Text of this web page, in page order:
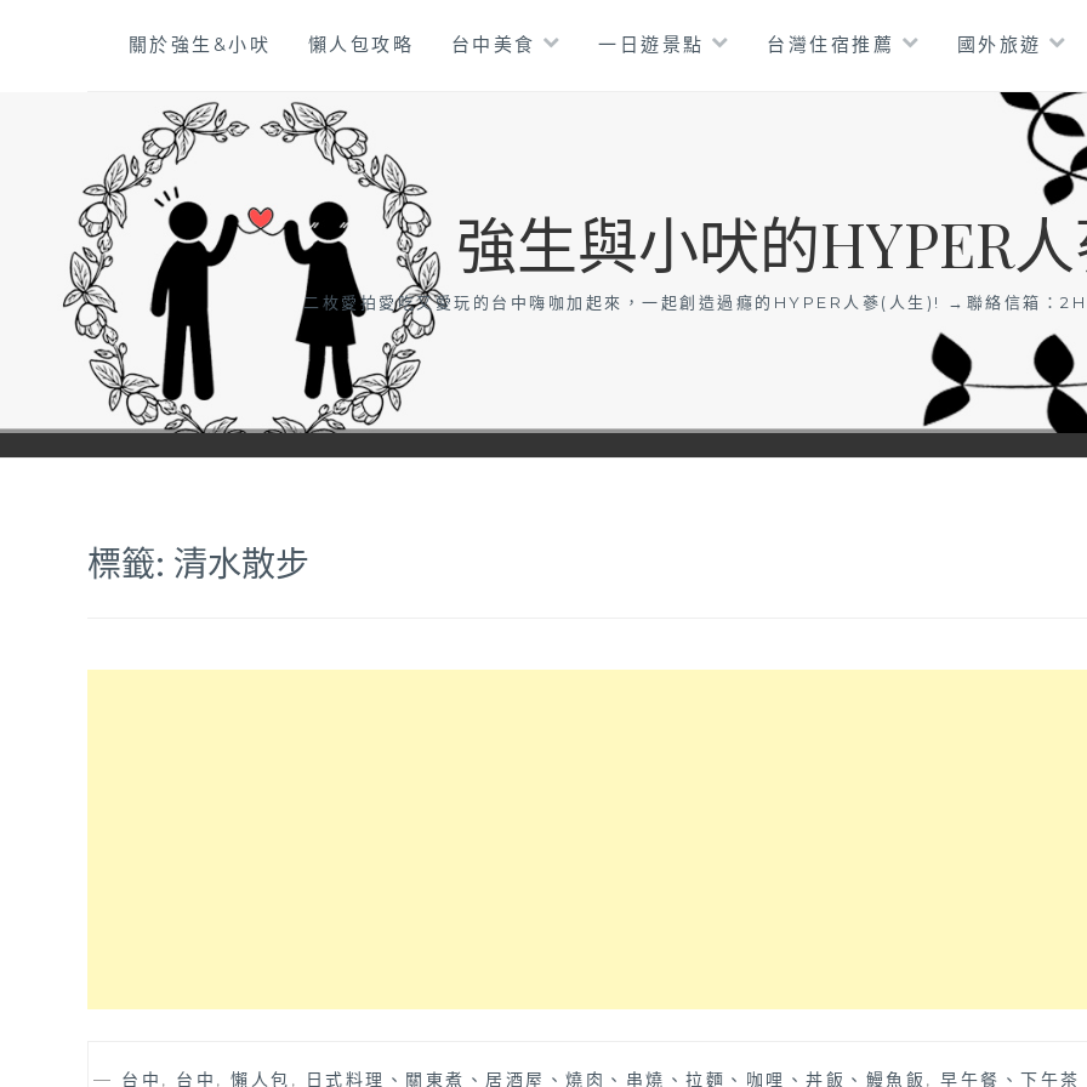
關於強生&小吠 懶人包攻略 台中美食 一日遊景點 台灣住宿推薦 國外旅遊
強生與小吠的HYPER
二枚愛拍愛吃又愛玩的台中嗨咖加起來，一起創造過癮的HYPER人蔘(人生)! →聯絡信箱：
標籤: 清水散步
— 台中 , 台中 , 懶人包 , 日式料理、關東煮、居酒屋、燒肉、串燒、拉麵、咖哩、丼飯、鰻魚飯 , 早午餐、下午茶